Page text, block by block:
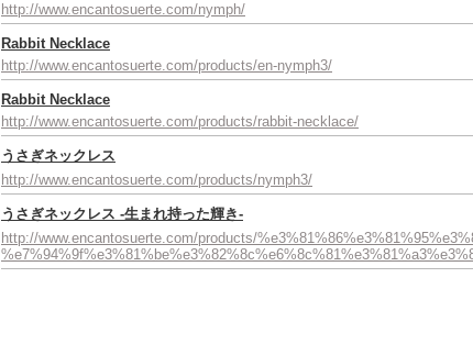
http://www.encantosuerte.com/nymph/
Rabbit Necklace
http://www.encantosuerte.com/products/en-nymph3/
Rabbit Necklace
http://www.encantosuerte.com/products/rabbit-necklace/
うさぎネックレス
http://www.encantosuerte.com/products/nymph3/
うさぎネックレス -生まれ持った輝き-
http://www.encantosuerte.com/products/